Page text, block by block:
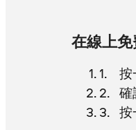
在線上
按
確
按